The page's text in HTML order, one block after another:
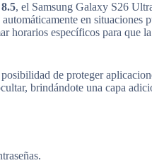
, el Samsung Galaxy S26
en situaciones
horarios específicos para que
de proteger
brindándote una capa